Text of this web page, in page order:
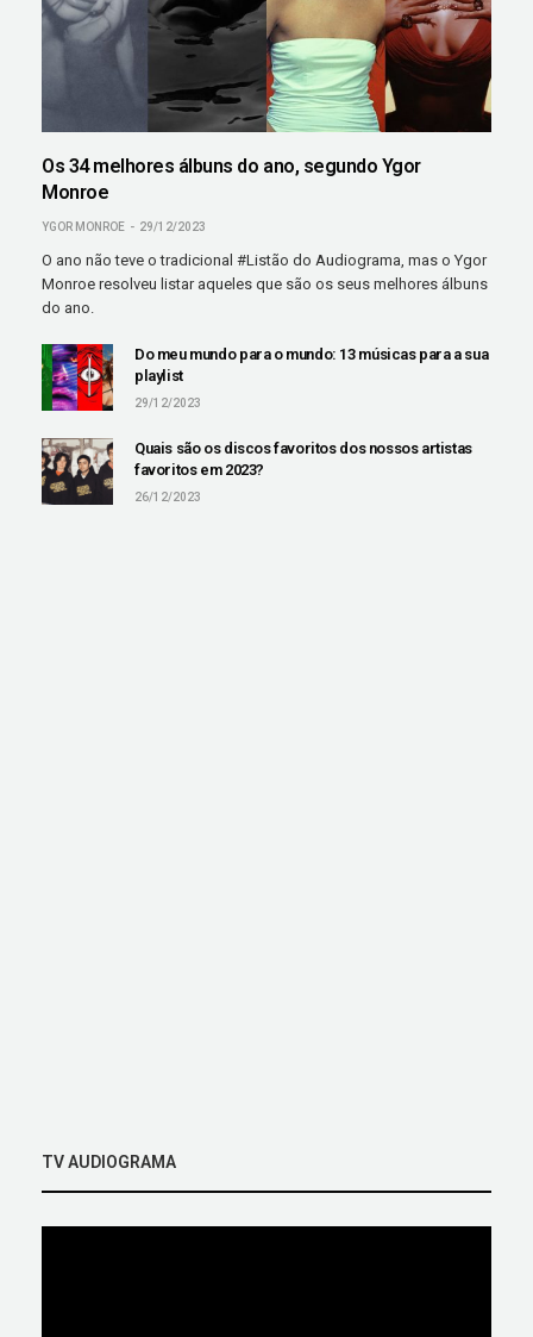
Os 34 melhores álbuns do ano, segundo Ygor
Monroe
YGOR MONROE 29/12/2023
O ano não teve o tradicional #Listão do Audiograma, mas o Ygor
Monroe resolveu listar aqueles que são os seus melhores álbuns
do ano.
Do meu mundo para o mundo: 13 músicas para a sua
playlist
29/12/2023
Quais são os discos favoritos dos nossos artistas
favoritos em 2023?
26/12/2023
TV AUDIOGRAMA